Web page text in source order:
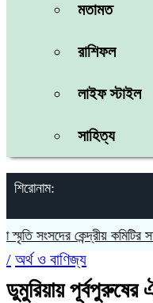
মতামত
রাশিফল
লাইফ স্টাইল
সাহিত্য
শিরোনাম:
কেন্দ্রীয় কমিটির সহ-
/ অর্থ ও বাণিজ্য
ডুমুরিয়ায় পূর্বপুরুষের